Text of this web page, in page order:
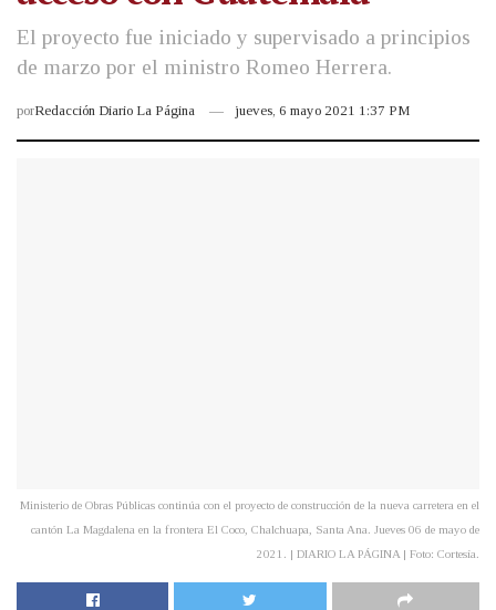
El proyecto fue iniciado y supervisado a principios
de marzo por el ministro Romeo Herrera.
porRedacción Diario La Página jueves, 6 mayo 2021 1:37 PM
Ministerio de Obras Públicas continúa con el proyecto de construcción de la nueva carretera en el
cantón La Magdalena en la frontera El Coco, Chalchuapa, Santa Ana. Jueves 06 de mayo de
2021. | DIARIO LA PÁGINA | Foto: Cortesía.